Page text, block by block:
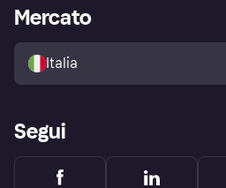
Esplora i negozi
Politica di protezione
dell'acquirente Klarna
Accesso aziende
Mercato
Italia
Segui